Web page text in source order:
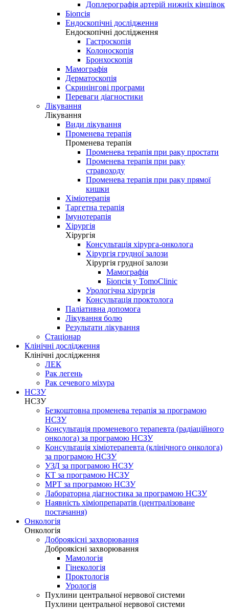
Доплерографія артерій нижніх кінцівок
Біопсія
Ендоскопічні дослідження
Ендоскопічні дослідження
Гастроскопія
Колоноскопія
Бронхоскопія
Мамографія
Дерматоскопія
Скринінгові програми
Переваги діагностики
Лікування
Лікування
Види лікування
Променева терапія
Променева терапія
Променева терапія при раку простати
Променева терапія при раку
стравоходу
Променева терапія при раку прямої
кишки
Хіміотерапія
Таргетна терапія
Імунотерапія
Хірургія
Хірургія
Консультація хірурга-онколога
Хірургія грудної залози
Хірургія грудної залози
Мамографія
Біопсія у TomoClinic
Урологічна хірургія
Консультація проктолога
Паліативна допомога
Лікування болю
Результати лікування
Стаціонар
Клінічні дослідження
Клінічні дослідження
ЛЕК
Рак легень
Рак сечевого міхура
НСЗУ
НСЗУ
Безкоштовна променева терапія за програмою
НСЗУ
Консультація променевого терапевта (радіаційного
онколога) за програмою НСЗУ
Консультація хіміотерапевта (клінічного онколога)
за програмою НСЗУ
УЗД за програмою НСЗУ
КТ за програмою НСЗУ
МРТ за програмою НСЗУ
Лабораторна діагностика за програмою НСЗУ
Наявність хіміопрепаратів (централізоване
постачання)
Онкологія
Онкологія
Доброякісні захворювання
Доброякісні захворювання
Мамологія
Гінекологія
Проктологія
Урологія
Пухлини центральної нервової системи
Пухлини центральної нервової системи